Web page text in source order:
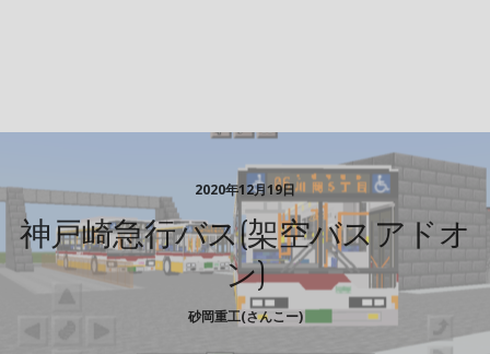
2020年12月19日
神戸崎急行バス(架空バスアドオ
ン)
砂岡重工(さんこー)